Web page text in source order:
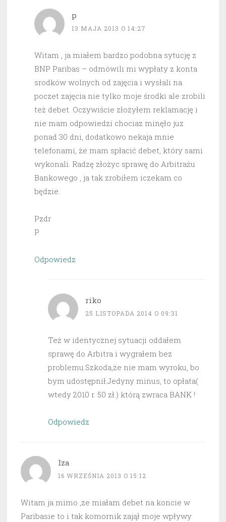
p
13 MAJA 2013 O 14:27
Witam , ja miałem bardzo podobna sytucję z
BNP Paribas – odmówili mi wypłaty z konta
srodków wolnych od zajęcia i wysłali na
poczet zajęcia nie tylko moje środki ale zrobili
też debet. Oczywiście złożyłem reklamację i
nie mam odpowiedzi chociaz minęło juz
ponad 30 dni, dodatkowo nekaja mnie
telefonami, że mam spłacić debet, który sami
wykonali. Radzę złożyc sprawę do Arbitrażu
Bankowego , ja tak zrobiłem iczekam co
będzie.
Pzdr
P
Odpowiedz
riko
25 LISTOPADA 2014 O 09:31
Też w identycznej sytuacji oddałem
sprawę do Arbitra i wygrałem bez
problemu.Szkoda,że nie mam wyroku, bo
bym udostępnił.Jedyny minus, to opłata(
wtedy 2010 r. 50 zł.) którą zwraca BANK !
Odpowiedz
Iza
16 WRZEŚNIA 2013 O 15:12
Witam ja mimo ,ze miałam debet na koncie w
Paribasie to i tak komornik zajął moje wpływy